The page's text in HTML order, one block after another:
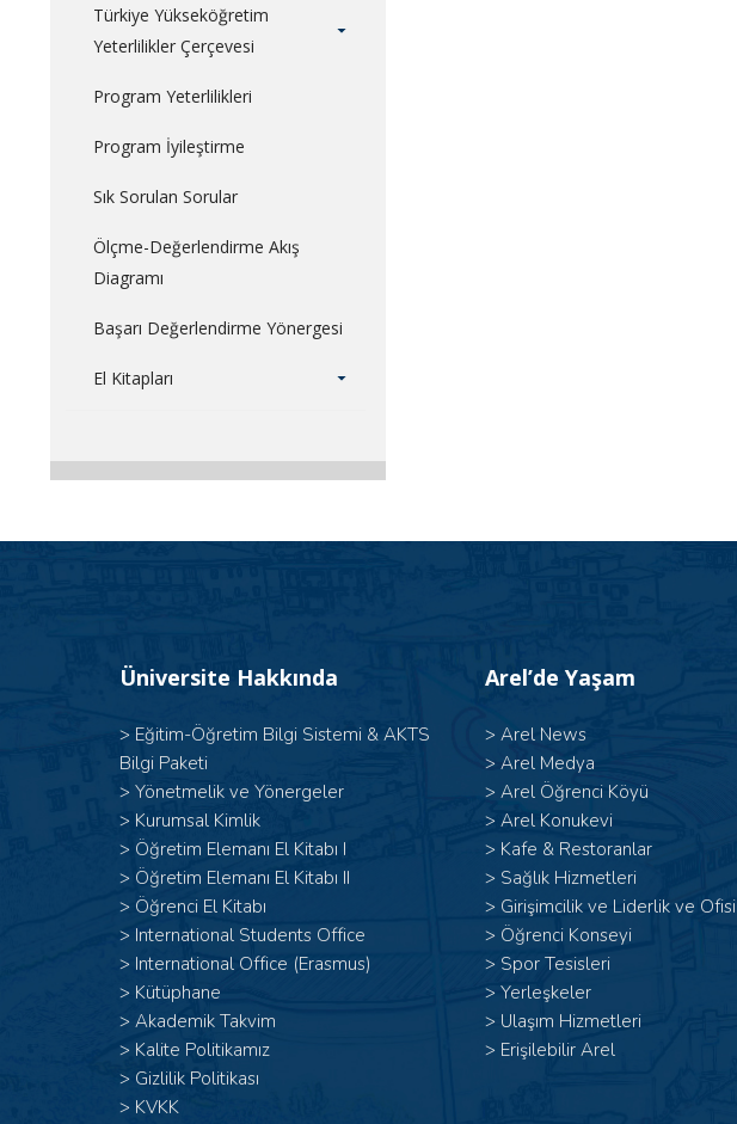
Türkiye Yükseköğretim
Yeterlilikler Çerçevesi
Program Yeterlilikleri
Program İyileştirme
Sık Sorulan Sorular
Ölçme-Değerlendirme Akış
Diagramı
Başarı Değerlendirme Yönergesi
El Kitapları
Üniversite Hakkında
> Eğitim-Öğretim Bilgi Sistemi & AKTS
Bilgi Paketi
> Yönetmelik ve Yönergeler
> Kurumsal Kimlik
> Öğretim Elemanı El Kitabı I
> Öğretim Elemanı El Kitabı II
> Öğrenci El Kitabı
> International Students Office
> International Office (Erasmus)
> Kütüphane
> Akademik Takvim
> Kalite Politikamız
> Gizlilik Politikası
> KVKK
Arel’de Yaşam
> Arel News
> Arel Medya
> Arel Öğrenci Köyü
> Arel Konukevi
> Kafe & Restoranlar
> Sağlık Hizmetleri
> Girişimcilik ve Liderlik ve Ofisi
> Öğrenci Konseyi
> Spor Tesisleri
> Yerleşkeler
> Ulaşım Hizmetleri
> Erişilebilir Arel